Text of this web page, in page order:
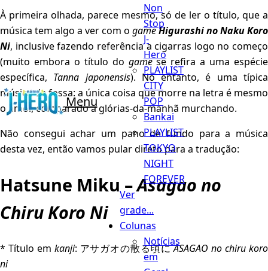
Menu
Non
Stop
J-
Hero
PLAYLIST
CITY
POP
Bankai
PLAYLIST
TOKYO
NIGHT
FOREVER
Ver
grade...
Colunas
Notícias
em
À primeira olhada, parece mesmo, só de ler o título, que a
música tem algo a ver com o gameHigurashi no Naku Koro
Ni, inclusive fazendo referência a cigarras logo no começo
(muito embora o título do gamese refira a uma espécie
específica, Tanna japonensis). No entanto, é uma típica
música de fossa: a única coisa que morre na letra é mesmo
o amor, comparado a glórias-da-manhã murchando.
Não consegui achar um pano de fundo para a música
desta vez, então vamos pular direto para a tradução:
Hatsune Miku –Asagao no
Chiru Koro Ni
* Título em kanji: アサガオの散る頃にASAGAO no chiru koro
ni